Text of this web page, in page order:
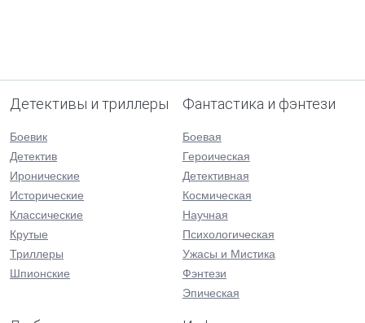
Детективы и триллеры
Боевик
Детектив
Иронические
Исторические
Классические
Крутые
Триллеры
Шпионские
Фантастика и фэнтези
Боевая
Героическая
Детективная
Космическая
Научная
Психологическая
Ужасы и Мистика
Фэнтези
Эпическая